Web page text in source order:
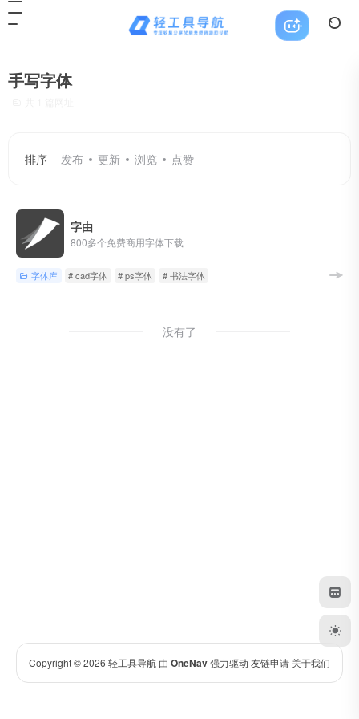
手写字体
排序 发布 更新 浏览 点赞
字由
800多个免费商用字体下载
字体库 # cad字体 # ps字体 # 书法字体
没有了
Copyright © 2026 轻工具导航 由 OneNav强力驱动 友链申请 关于我们